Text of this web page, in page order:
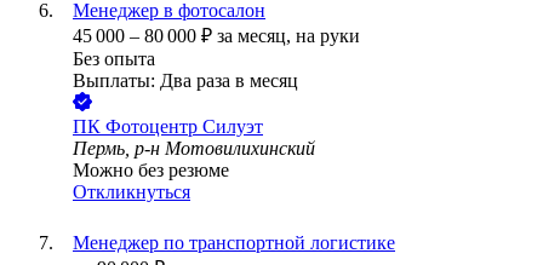
Менеджер в фотосалон
45 000 – 80 000 ₽ за месяц, на руки
Без опыта
Выплаты: Два раза в месяц
ПК Фотоцентр Силуэт
Пермь, р-н Мотовилихинский
Можно без резюме
Откликнуться
Менеджер по транспортной логистике